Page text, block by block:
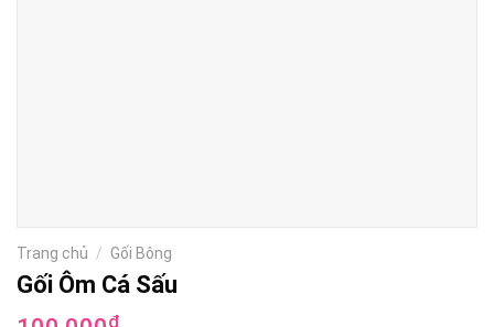
Trang chủ / Gối Bông
Gối Ôm Cá Sấu
₫